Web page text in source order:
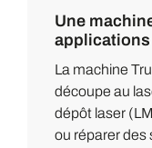
Une
applications
La machine
découpe au
dépôt laser
ou réparer des